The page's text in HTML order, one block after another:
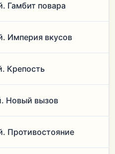
Гамбит повара
Империя вкусов
Крепость
Новый вызов
Противостояние